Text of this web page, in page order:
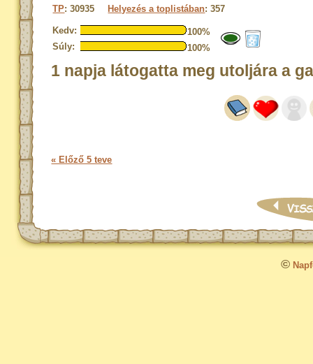
TP: 30935 Helyezés a toplistában: 357
Kedv:
100%
Súly:
100%
1 napja látogatta meg utoljára a
« Előző 5 teve
©